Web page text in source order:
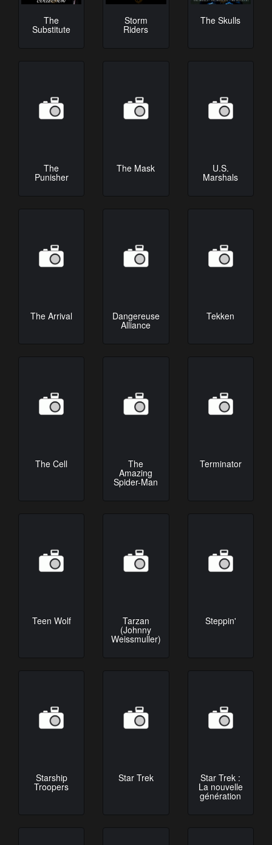
The
Substitute
Storm
Riders
The Skulls
The
Punisher
The Mask U.S.
Marshals
The Arrival Dangereuse
Alliance
Tekken
The Cell The
Amazing
Spider-Man
Terminator
Teen Wolf Tarzan
(Johnny
Weissmuller)
Steppin'
Starship
Troopers
Star Trek Star Trek :
La nouvelle
génération